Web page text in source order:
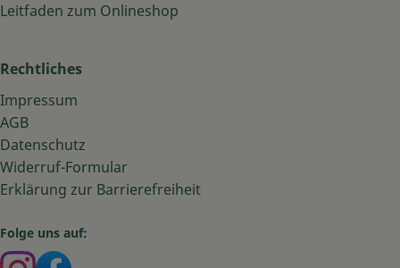
Leitfaden zum Onlineshop
Rechtliches
Impressum
AGB
Datenschutz
Widerruf-Formular
Erklärung zur Barrierefreiheit
Folge uns auf:
Externer Link zu https://www.instagram.com/
Externer Link zu https://www.facebook.com/